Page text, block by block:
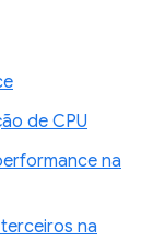
de CPU
na
na